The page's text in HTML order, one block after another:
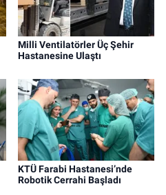
Milli Ventilatörler Üç Şehir
Hastanesine Ulaştı
KTÜ Farabi Hastanesi’nde
Robotik Cerrahi Başladı